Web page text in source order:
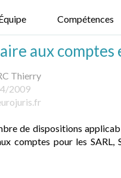
Compétences
aux
Thierry
2009
de dispositions
comptes pour les